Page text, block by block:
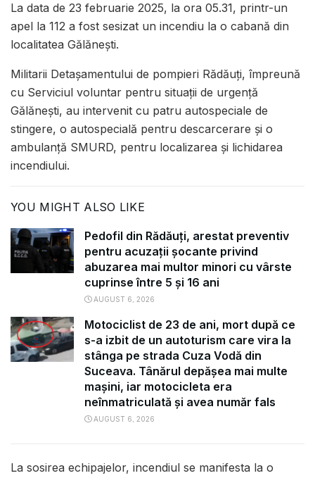
La data de 23 februarie 2025, la ora 05.31, printr-un
apel la 112 a fost sesizat un incendiu la o cabană din
localitatea Gălănești.
Militarii Detașamentului de pompieri Rădăuți, împreună
cu Serviciul voluntar pentru situații de urgență
Gălănești, au intervenit cu patru autospeciale de
stingere, o autospecială pentru descarcerare și o
ambulanță SMURD, pentru localizarea și lichidarea
incendiului.
YOU MIGHT ALSO LIKE
Pedofil din Rădăuți, arestat preventiv
pentru acuzații șocante privind
abuzarea mai multor minori cu vârste
cuprinse între 5 și 16 ani
AUGUST 6, 2026
Motociclist de 23 de ani, mort după ce
s-a izbit de un autoturism care vira la
stânga pe strada Cuza Vodă din
Suceava. Tânărul depășea mai multe
mașini, iar motocicleta era
neînmatriculată și avea număr fals
AUGUST 6, 2026
La sosirea echipajelor, incendiul se manifesta la o